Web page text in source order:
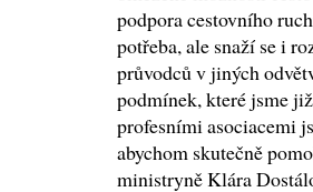
podpora cestovního
potřeba, ale snaží se i
průvodců v jiných
podmínek, které jsme
profesními asociacemi
abychom skutečně
ministryně Klára